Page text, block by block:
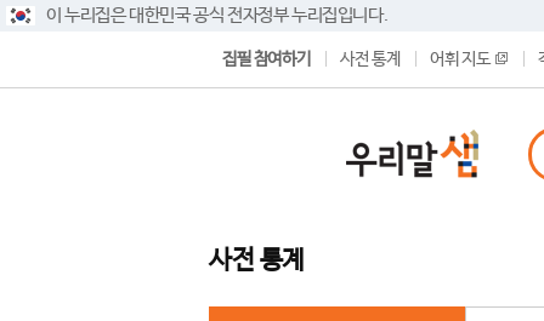
이 누리집은 대한민국 공식 전자정부 누리집입니다.
집필 참여하기 사전 통계 어휘 지도
사전 통계